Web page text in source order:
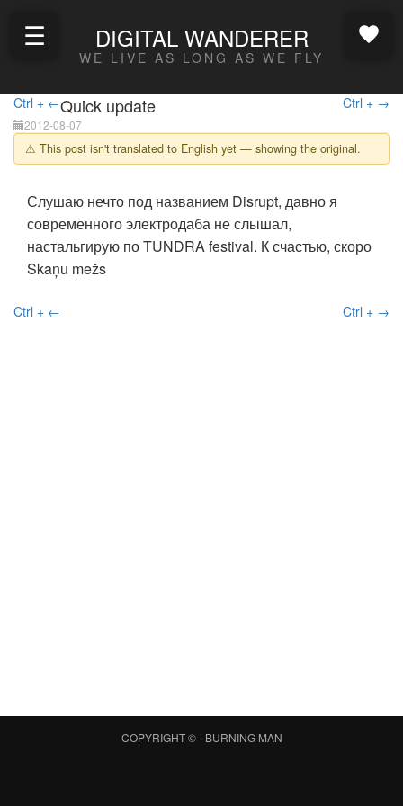
DIGITAL WANDERER
WE LIVE AS LONG AS WE FLY
☰
Ctrl + ← Ctrl + →
Quick update
2012-08-07
⚠ This post isn't translated to English yet — showing the original.
Слушаю нечто под названием Disrupt, давно я
современного электродаба не слышал,
настальгирую по TUNDRA festival. К счастью, скоро
Skaņu mežs
Ctrl + ← Ctrl + →
COPYRIGHT © - BURNING MAN